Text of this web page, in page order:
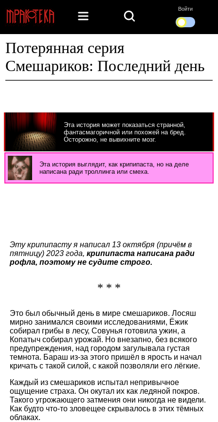
Войти
Потерянная серия
Смешариков: Последний день
Эта история может показаться странной,
фантасмагоричной или похожей на бред.
Осторожно, не вывихните мозг.
Эта история выглядит, как крипипаста, но на деле
написана ради троллинга или смеха.
Эту крипипасту я написал 13 октября (причём в
пятницу) 2023 года, крипипаста написана ради
рофла, поэтому не судите строго.
* * *
Это был обычный день в мире смешариков. Лосяш
мирно занимался своими исследованиями, Ёжик
собирал грибы в лесу, Совунья готовила ужин, а
Копатыч собирал урожай. Но внезапно, без всякого
предупреждения, над городом загулывала густая
темнота. Бараш из-за этого пришёл в ярость и начал
кричать с такой силой, с какой позволяли его лёгкие.
Каждый из смешариков испытал непривычное
ощущение страха. Он окутал их как ледяной покров.
Такого угрожающего затмения они никогда не видели.
Как будто что-то зловещее скрывалось в этих тёмных
облаках.